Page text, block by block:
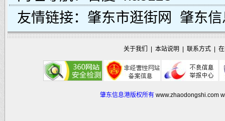
友情链接： 肇东市逛街网 肇东
关于我们 本站说明 联系方式|
肇东信息港版权所有 www.zhaodongshi.com